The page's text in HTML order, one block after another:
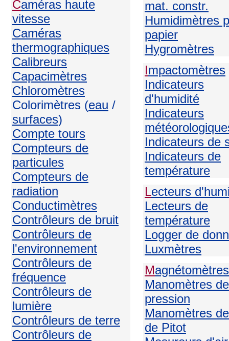
Caméras haute
vitesse
Caméras
thermographiques
Calibreurs
Capacimètres
Chloromètres
Colorimètres (eau /
surfaces)
Compte tours
Compteurs de
particules
Compteurs de
radiation
Conductimètres
Contrôleurs de bruit
Contrôleurs de
l'environnement
Contrôleurs de
fréquence
Contrôleurs de
lumière
Contrôleurs de terre
Contrôleurs de
mat. constr.
Humidimètres
papier
Hygromètres
Impactomètres
Indicateurs
d'humidité
Indicateurs
Indicateurs de
Indicateurs de
température
Lecteurs
Lecteurs de
température
Logger de
Luxmètres
Magnétomètres
Manomètres de
pression
Manomètres
de Pitot